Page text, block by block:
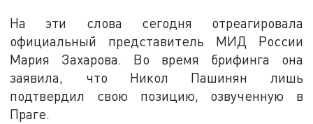
На эти слова сегодня отреагировала
официальный представитель МИД России
Мария Захарова. Во время брифинга она
заявила, что Никол Пашинян лишь
подтвердил свою позицию, озвученную в
Праге.